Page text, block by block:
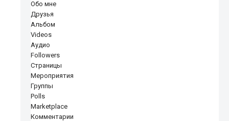
Обо мне
Друзья
Альбом
Videos
Аудио
Followers
Страницы
Мероприятия
Группы
Polls
Marketplace
Комментарии